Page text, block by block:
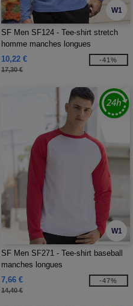
W1
SF Men SF124 - Tee-shirt stretch
homme manches longues
10,22 €
17,30 €
-41%
W1
SF Men SF271 - Tee-shirt baseball
manches longues
7,66 €
14,40 €
-47%